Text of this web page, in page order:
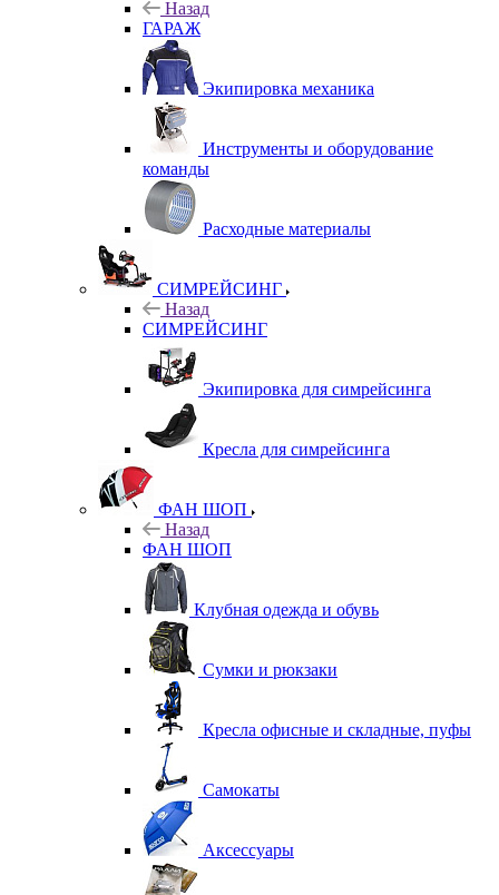
Назад
ГАРАЖ
Экипировка механика
Инструменты и оборудование
команды
Расходные материалы
СИМРЕЙСИНГ
Назад
СИМРЕЙСИНГ
Экипировка для симрейсинга
Кресла для симрейсинга
ФАН ШОП
Назад
ФАН ШОП
Клубная одежда и обувь
Сумки и рюкзаки
Кресла офисные и складные, пуфы
Самокаты
Аксессуары